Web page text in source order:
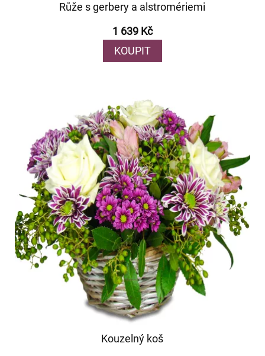
Růže s gerbery a alstromériemi
1 639 Kč
KOUPIT
Kouzelný koš